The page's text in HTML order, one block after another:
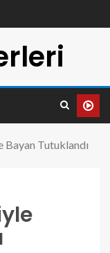
Bayan Tutuklandı